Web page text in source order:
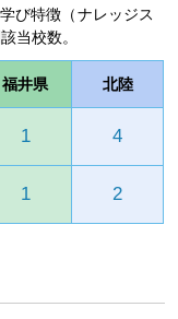
び特徴（ナレッジス
当校数。
福井県 北陸
1 4
1 2